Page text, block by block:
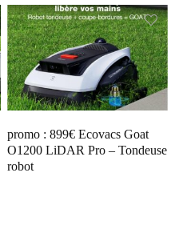
promo : 899€ Ecovacs Goat
O1200 LiDAR Pro – Tondeuse
robot